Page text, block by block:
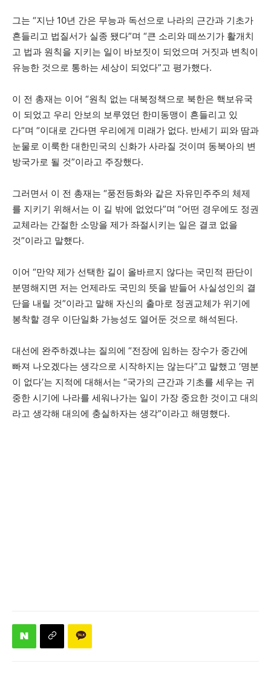
그는 “지난 10년 간은 무능과 독선으로 나라의 근간과 기초가
흔들리고 법질서가 실종 됐다”며 “큰 소리와 떼쓰기가 활개치
고 법과 원칙을 지키는 일이 바보짓이 되었으며 거짓과 변칙이
유능한 것으로 통하는 세상이 되었다”고 평가했다.
이 전 총재는 이어 “원칙 없는 대북정책으로 북한은 핵보유국
이 되었고 우리 안보의 보루였던 한미동맹이 흔들리고 있
다”며 “이대로 간다면 우리에게 미래가 없다. 반세기 피와 땀과
눈물로 이룩한 대한민국의 신화가 사라질 것이며 동북아의 변
방국가로 될 것”이라고 주장했다.
그러면서 이 전 총재는 “풍전등화와 같은 자유민주주의 체제
를 지키기 위해서는 이 길 밖에 없었다”며 “어떤 경우에도 정권
교체라는 간절한 소망을 제가 좌절시키는 일은 결코 없을
것”이라고 말했다.
이어 “만약 제가 선택한 길이 올바르지 않다는 국민적 판단이
분명해지면 저는 언제라도 국민의 뜻을 받들어 사실성인의 결
단을 내릴 것”이라고 말해 자신의 출마로 정권교체가 위기에
봉착할 경우 이단일화 가능성도 열어둔 것으로 해석된다.
대선에 완주하겠냐는 질의에 “전장에 임하는 장수가 중간에
빠져 나오겠다는 생각으로 시작하지는 않는다”고 말했고 ‘명분
이 없다’는 지적에 대해서는 “국가의 근간과 기초를 세우는 귀
중한 시기에 나라를 세워나가는 일이 가장 중요한 것이고 대의
라고 생각해 대의에 충실하자는 생각”이라고 해명했다.